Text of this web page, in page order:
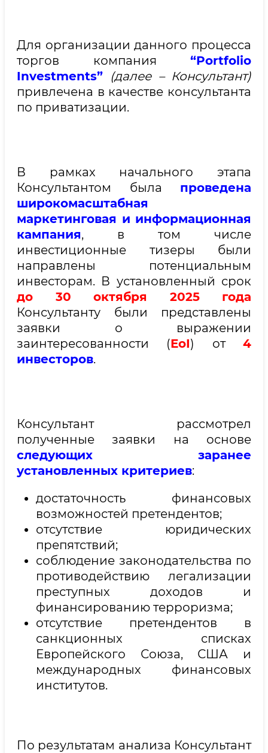
Для организации данного процесса
торгов компания “Portfolio
Investments” (далее – Консультант)
привлечена в качестве консультанта
по приватизации.
В рамках начального этапа
Консультантом была проведена
широкомасштабная
маркетинговая и информационная
кампания, в том числе
инвестиционные тизеры были
направлены потенциальным
инвесторам. В установленный срок
до 30 октября 2025 года
Консультанту были представлены
заявки о выражении
заинтересованности (EoI) от4
инвесторов.
Консультант рассмотрел
полученные заявки на основе
следующих заранее
установленных критериев:
достаточность финансовых
возможностей претендентов;
отсутствие юридических
препятствий;
соблюдение законодательства по
противодействию легализации
преступных доходов и
финансированию терроризма;
отсутствие претендентов в
санкционных списках
Европейского Союза, США и
международных финансовых
институтов.
По результатам анализа Консультант